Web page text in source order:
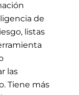
de
listas
las
Tiene más